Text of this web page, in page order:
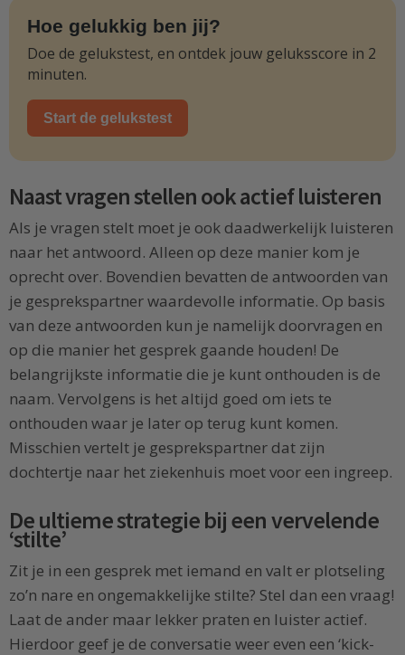
Hoe gelukkig ben jij?
Doe de gelukstest, en ontdek jouw geluksscore in 2
minuten.
Start de gelukstest
Naast vragen stellen ook actief luisteren
Als je vragen stelt moet je ook daadwerkelijk luisteren
naar het antwoord. Alleen op deze manier kom je
oprecht over. Bovendien bevatten de antwoorden van
je gesprekspartner waardevolle informatie. Op basis
van deze antwoorden kun je namelijk doorvragen en
op die manier het gesprek gaande houden! De
belangrijkste informatie die je kunt onthouden is de
naam. Vervolgens is het altijd goed om iets te
onthouden waar je later op terug kunt komen.
Misschien vertelt je gesprekspartner dat zijn
dochtertje naar het ziekenhuis moet voor een ingreep.
De ultieme strategie bij een vervelende
‘stilte’
Zit je in een gesprek met iemand en valt er plotseling
zo’n nare en ongemakkelijke stilte? Stel dan een vraag!
Laat de ander maar lekker praten en luister actief.
Hierdoor geef je de conversatie weer even een ‘kick-